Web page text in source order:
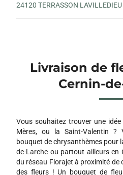
24120 TERRASSON LAVILLEDIEU
Livraison de
Cernin-
Vous souhaitez trouver une
Mères, ou la Saint-Valentin ?
bouquet de chrysanthèmes pour
de-Larche ou partout ailleurs en
du réseau Florajet à proximité de
des fleurs ! Un bouquet de